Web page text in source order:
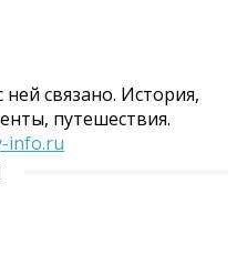
связано. История,
путешествия.
info.ru